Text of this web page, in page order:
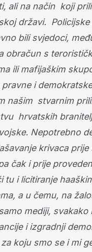
ali na način koji
državi. Policijske
bili svjedoci,
obračun s
ili mafijaškim
i
našim stvarnim
hrvatskih
Nepotrebno
krivaca prije
čak i prije
tu i licitiranje
a u čemu, na
mediji, svakako
i izgradnji
koju smo se i mi